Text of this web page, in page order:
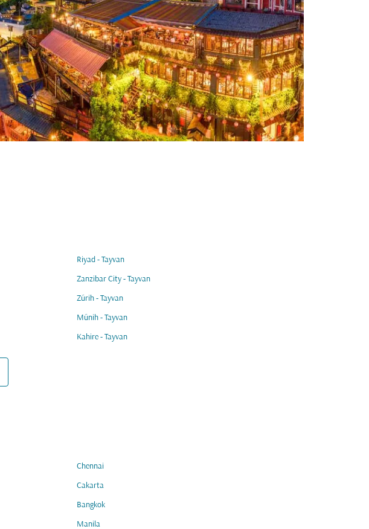
Riyad - Tayvan
Zanzibar City - Tayvan
Zürih - Tayvan
Münih - Tayvan
Kahire - Tayvan
Chennai
Cakarta
Bangkok
Manila